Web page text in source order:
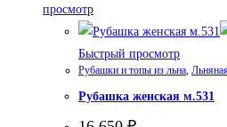
можно
выбрать
просмотр
Быстрый просмотр
Рубашки и топы из льна
Рубашка женская м.531